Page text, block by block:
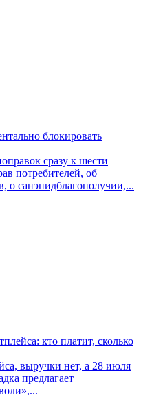
блокировать
сразу к шести
потребителей, об
о санэпидблагополучии,...
кто платит, сколько
выручки нет, а 28 июля
предлагает